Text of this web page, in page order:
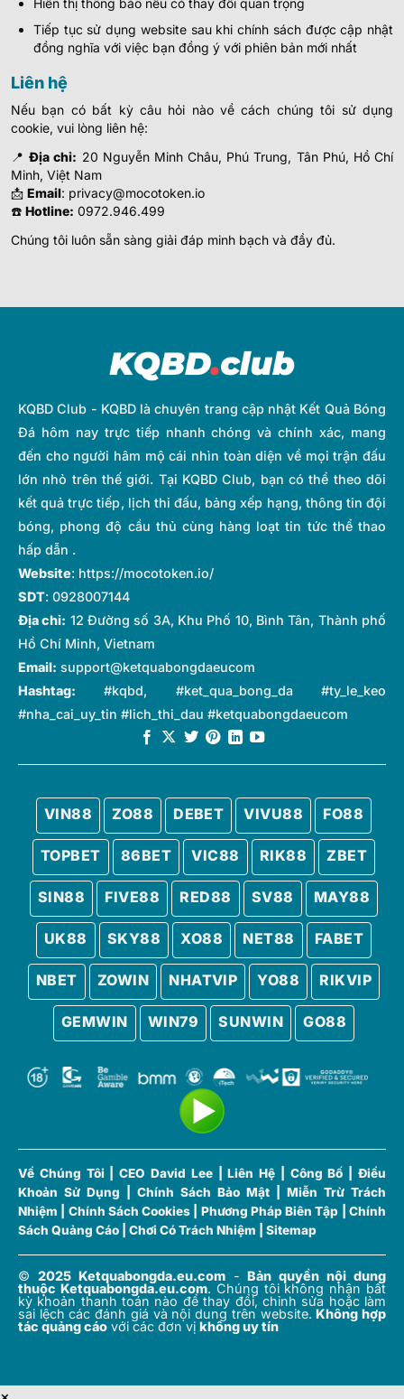
Hiển thị thông báo nếu có thay đổi quan trọng
Tiếp tục sử dụng website sau khi chính sách được cập nhật
đồng nghĩa với việc bạn đồng ý với phiên bản mới nhất
Liên hệ
Nếu bạn có bất kỳ câu hỏi nào về cách chúng tôi sử dụng
cookie, vui lòng liên hệ:
📍Địa chỉ: 20 Nguyễn Minh Châu, Phú Trung, Tân Phú, Hồ Chí
Minh, Việt Nam
📩 Email: privacy@mocotoken.io
☎️ Hotline: 0972.946.499
Chúng tôi luôn sẵn sàng giải đáp minh bạch và đầy đủ.
KQBD Club - KQBD là chuyên trang cập nhật Kết Quả Bóng
Đá hôm nay trực tiếp nhanh chóng và chính xác, mang
đến cho người hâm mộ cái nhìn toàn diện về mọi trận đấu
lớn nhỏ trên thế giới. Tại KQBD Club, bạn có thể theo dõi
kết quả trực tiếp, lịch thi đấu, bảng xếp hạng, thông tin đội
bóng, phong độ cầu thủ cùng hàng loạt tin tức thể thao
hấp dẫn .
Website: https://mocotoken.io/
SDT: 0928007144
Địa chỉ: 12 Đường số 3A, Khu Phố 10, Bình Tân, Thành phố
Hồ Chí Minh, Vietnam
Email: support@ketquabongdaeucom
Hashtag: #kqbd, #ket_qua_bong_da #ty_le_keo
#nha_cai_uy_tin #lich_thi_dau #ketquabongdaeucom
VIN88 ZO88 DEBET VIVU88 FO88
TOPBET 86BET VIC88 RIK88 ZBET
SIN88 FIVE88 RED88 SV88 MAY88
UK88 SKY88 XO88 NET88 FABET
NBET ZOWIN NHATVIP YO88 RIKVIP
GEMWIN WIN79 SUNWIN GO88
Về Chúng Tôi |CEO David Lee|Liên Hệ Công Bố |Điều
Khoản Sử Dụng
Chính Sách Bảo Mật
Miễn Trừ Trách
Nhiệm
Chính Sách Cookies Phương Pháp Biên Tập |Chính
Sách Quảng Cáo
Chơi Có Trách Nhiệm Sitemap
© 2025 Ketquabongda.eu.com-Bản quyền nội dung
thuộc Ketquabongda.eu.com. Chúng tôi không nhận bất
kỳ khoản thanh toán nào để thay đổi, chỉnh sửa hoặc làm
sai lệch các đánh giá và nội dung trên website.Không hợp
tác quảng cáo với các đơn vị không uy tín